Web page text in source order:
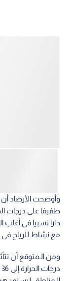
وأوضحت الأرصاد أن
حارا نسبيا في أغلب
مع نشاط للرياح في
ومن الـمتوقع أن